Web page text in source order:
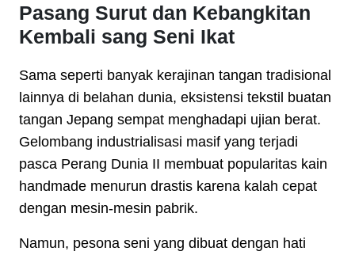
Pasang Surut dan Kebangkitan
Kembali sang Seni Ikat
Sama seperti banyak kerajinan tangan tradisional
lainnya di belahan dunia, eksistensi tekstil buatan
tangan Jepang sempat menghadapi ujian berat.
Gelombang industrialisasi masif yang terjadi
pasca Perang Dunia II membuat popularitas kain
handmade menurun drastis karena kalah cepat
dengan mesin-mesin pabrik.
Namun, pesona seni yang dibuat dengan hati